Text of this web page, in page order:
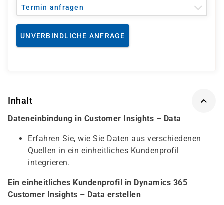
Termin anfragen
UNVERBINDLICHE ANFRAGE
Inhalt
Dateneinbindung in Customer Insights – Data
Erfahren Sie, wie Sie Daten aus verschiedenen
Quellen in ein einheitliches Kundenprofil
integrieren.
Ein einheitliches Kundenprofil in Dynamics 365
Customer Insights – Data erstellen